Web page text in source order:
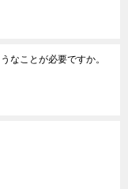
なことが必要ですか。